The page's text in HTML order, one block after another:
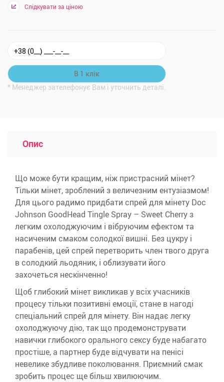
Слідкувати за ціною
* Менеджер зателефонує Вам і уточнить деталі.
Опис
Що може бути кращим, ніж пристрасний мінет?
Тільки мінет, зроблений з величезним ентузіазмом!
Для цього радимо придбати спрей для мінету Doc
Johnson GoodHead Tingle Spray – Sweet Cherry з
легким охолоджуючим і вібруючим ефектом та
насиченим смаком солодкої вишні. Без цукру і
парабенів, цей спрей перетворить член твого друга
в солодкий льодяник, і облизувати його
захочеться нескінченно!
Щоб глибокий мінет викликав у всіх учасників
процесу тільки позитивні емоції, стане в нагоді
спеціальний спрей для мінету. Він надає легку
охолоджуючу дію, так що продемонструвати
навички глибокого орального сексу буде набагато
простіше, а партнер буде відчувати на пенісі
невелике збудливе поколювання. Приємний смак
зробить процес ще більш хвилюючим.